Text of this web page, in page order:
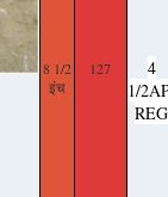
8 1/2
इंच
127
4
1/
REG